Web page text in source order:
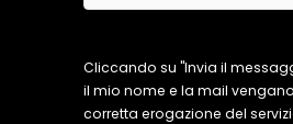
Cliccando su "Invia il
il mio nome e la mail
corretta erogazione del